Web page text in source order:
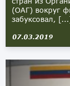
(ОАГ) вокруг
забуксовал,
07.03.2019